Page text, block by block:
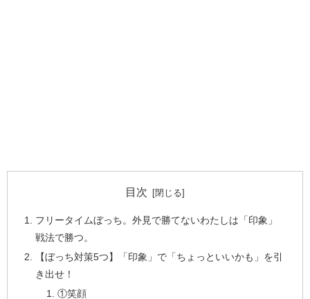
目次
フリータイムぼっち。外見で勝てないわたしは「印象」
戦法で勝つ。
【ぼっち対策5つ】「印象」で「ちょっといいかも」を引
き出せ！
①笑顔